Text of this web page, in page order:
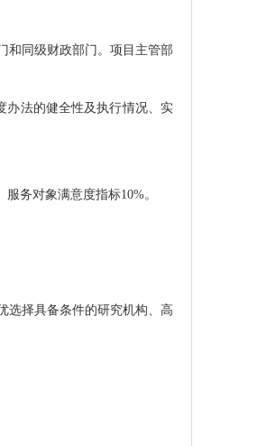
和同级财政部门。项目主管部
办法的健全性及执行情况、实
务对象满意度指标10%。
选择具备条件的研究机构、高